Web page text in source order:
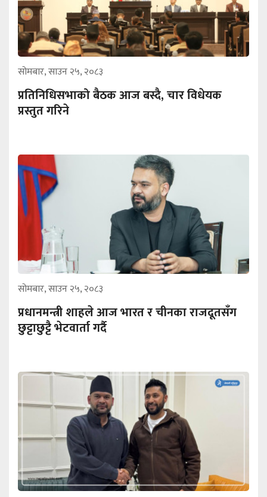
सोमबार, साउन २५, २०८३
प्रतिनिधिसभाको बैठक आज बस्दै, चार विधेयक
प्रस्तुत गरिने
सोमबार, साउन २५, २०८३
प्रधानमन्त्री शाहले आज भारत र चीनका राजदूतसँग
छुट्टाछुट्टै भेटवार्ता गर्दै